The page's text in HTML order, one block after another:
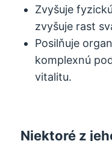
Zvyšuje
zvyšuje rast
Posilňuje
komplexnú
vitalitu.
Niektoré z